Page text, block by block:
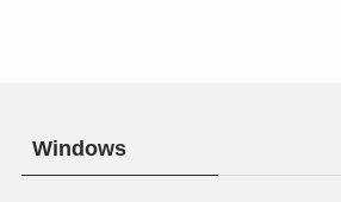
Windows